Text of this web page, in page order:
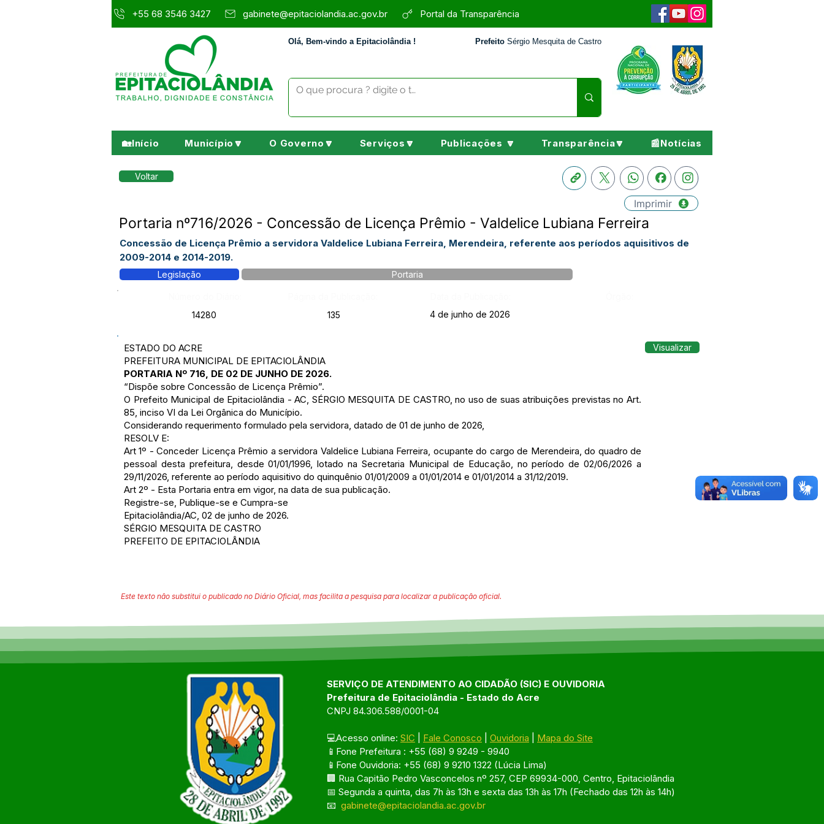
+55 68 3546 3427 gabinete@epitaciolandia.ac.gov.br Portal da Transparência
Olá, Bem-vindo a Epitaciolândia ! Prefeito Sérgio Mesquita de Castro
🏡Início Município🔽 O Governo🔽 Serviços🔽 Publicações 🔽 Transparência🔽 📰Notícias
Voltar
Imprimir
Portaria nº716/2026 - Concessão de Licença Prêmio - Valdelice Lubiana Ferreira
Concessão de Licença Prêmio a servidora Valdelice Lubiana Ferreira, Merendeira, referente aos períodos aquisitivos de
2009-2014 e 2014-2019.
Legislação Portaria
14280
135 4 de junho de 2026
ESTADO DO ACRE
PREFEITURA MUNICIPAL DE EPITACIOLÂNDIA
PORTARIA Nº 716, DE 02 DE JUNHO DE 2026.
“Dispõe sobre Concessão de Licença Prêmio”.
O Prefeito Municipal de Epitaciolândia - AC, SÉRGIO MESQUITA DE CASTRO, no uso de suas atribuições previstas no Art.
85, inciso VI da Lei Orgânica do Município.
Considerando requerimento formulado pela servidora, datado de 01 de junho de 2026,
RESOLV E:
Art 1º - Conceder Licença Prêmio a servidora Valdelice Lubiana Ferreira, ocupante do cargo de Merendeira, do quadro de
pessoal desta prefeitura, desde 01/01/1996, lotado na Secretaria Municipal de Educação, no período de 02/06/2026 a
29/11/2026, referente ao período aquisitivo do quinquênio 01/01/2009 a 01/01/2014 e 01/01/2014 a 31/12/2019.
Art 2º - Esta Portaria entra em vigor, na data de sua publicação.
Registre-se, Publique-se e Cumpra-se
Epitaciolândia/AC, 02 de junho de 2026.
SÉRGIO MESQUITA DE CASTRO
PREFEITO DE EPITACIOLÂNDIA
Visualizar
Este texto não substitui o publicado no Diário Oficial, mas facilita a pesquisa para localizar a publicação oficial.
SERVIÇO DE ATENDIMENTO AO CIDADÃO (SIC) E OUVIDORIA
Prefeitura de Epitaciolândia - Estado do Acre
CNPJ 84.306.588/0001-04
💻Acesso online: SIC Fale Conosco Ouvidoria
Mapa do Site
📱Fone Prefeitura : +55 (68) 9 9249 - 9940
📱Fone Ouvidoria: +55 (68) 9 9210 1322 (Lúcia Lima)
🏢 Rua Capitão Pedro Vasconcelos nº 257, CEP 69934-000, Centro, Epitaciolândia
📅 Segunda a quinta, das 7h às 13h e sexta das 13h às 17h (Fechado das 12h às 14h)
📧 gabinete@epitaciolandia.ac.gov.br